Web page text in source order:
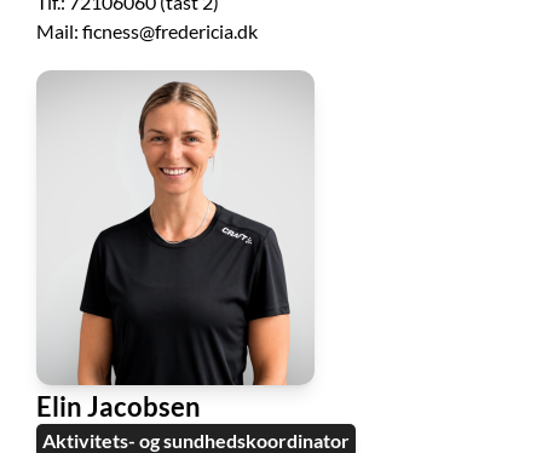
Mail: ficness@fredericia.dk
Elin Jacobsen
Aktivitets- og sundhedskoordinator